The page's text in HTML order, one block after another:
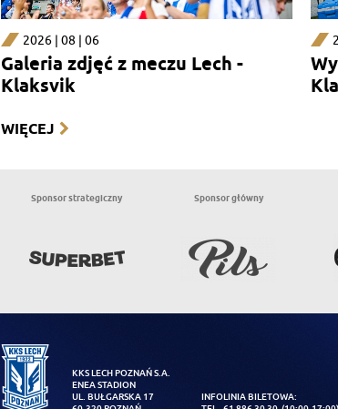
2026 | 08 | 06
Galeria zdjęć z meczu Lech -
Klaksvik
WIĘCEJ
Sponsor strategiczny Sponsor główny
KKS LECH POZNAŃ S.A.
ENEA STADION
UL. BUŁGARSKA 17
INFOLINIA BILETOWA: